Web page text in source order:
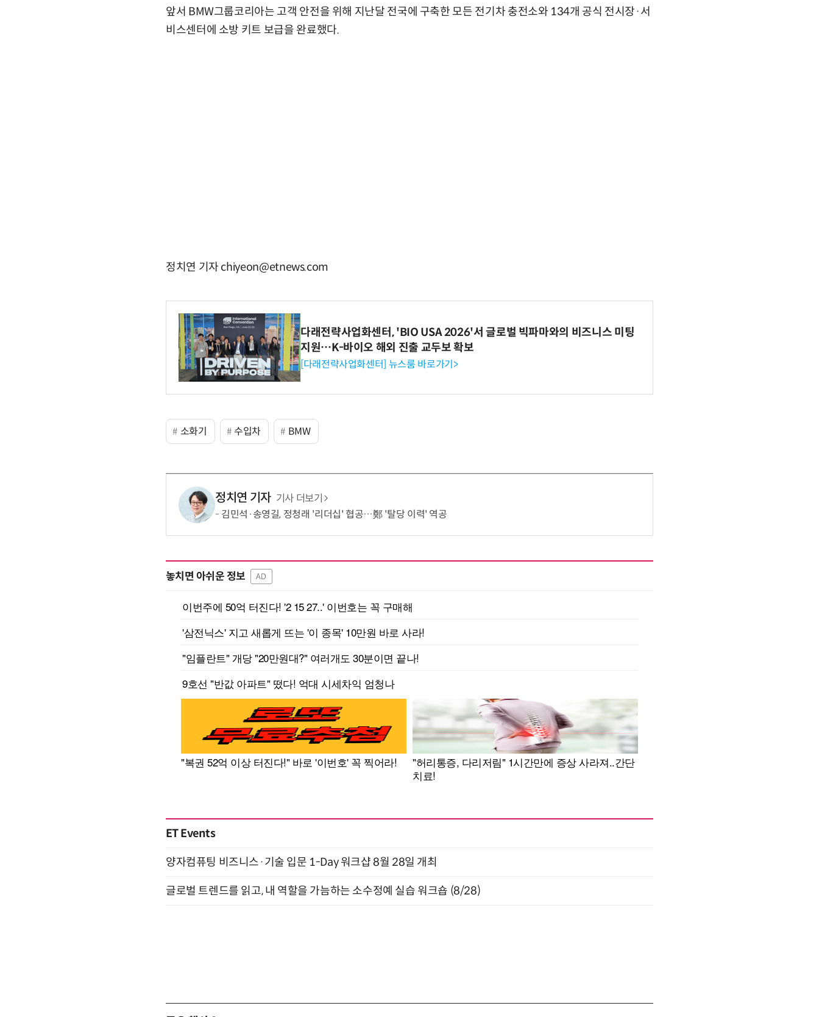
앞서 BMW그룹코리아는 고객 안전을 위해 지난달 전국에 구축한 모든 전기차 충전소와 134개 공식 전시장·서
비스센터에 소방 키트 보급을 완료했다.
정치연 기자 chiyeon@etnews.com
다래전략사업화센터, 'BIO USA 2026'서 글로벌 빅파마와의 비즈니스 미팅
지원…K-바이오 해외 진출 교두보 확보
[다래전략사업화센터] 뉴스룸 바로가기>
소화기 수입차 BMW
정치연 기자 기사 더보기
김민석·송영길, 정청래 '리더십' 협공…鄭 '탈당 이력' 역공
놓치면 아쉬운 정보 AD
ET Events
양자컴퓨팅 비즈니스·기술 입문 1-Day 워크샵 8월 28일 개최
글로벌 트렌드를 읽고, 내 역할을 가늠하는 소수정예 실습 워크숍 (8/28)